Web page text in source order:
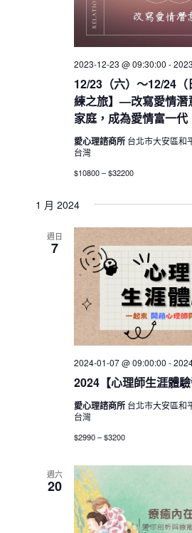
12/23（六）～12/24
練之旅】—改寫愛情潛
家庭，成為愛情富一代
2023-12-23 @ 09:30:00 -
愛心理諮商所 台北市大安區和
台灣
$10800 – $32200
1 月 2024
週日
7
2024【心理師生涯體
2024-01-07 @ 09:00:00 -
愛心理諮商所 台北市大安區和
台灣
$2990 – $3200
週六
20